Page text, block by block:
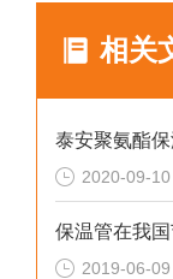
相关
2020-09-10
保温管在我
2019-06-09